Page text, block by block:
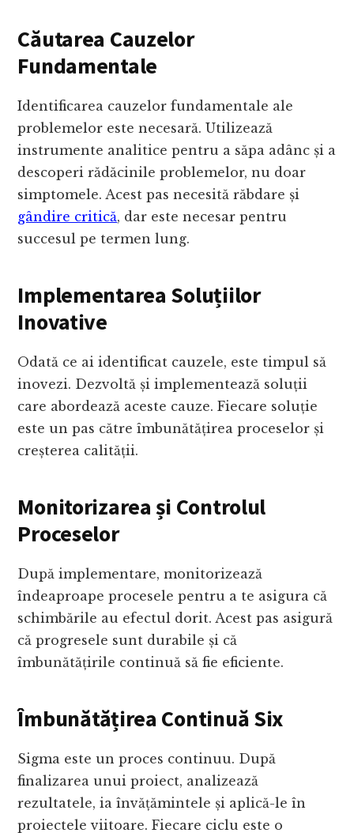
Căutarea Cauzelor
Fundamentale
Identificarea cauzelor fundamentale ale
problemelor este necesară. Utilizează
instrumente analitice pentru a săpa adânc și a
descoperi rădăcinile problemelor, nu doar
simptomele. Acest pas necesită răbdare și
gândire critică, dar este necesar pentru
succesul pe termen lung.
Implementarea Soluțiilor
Inovative
Odată ce ai identificat cauzele, este timpul să
inovezi. Dezvoltă și implementează soluții
care abordează aceste cauze. Fiecare soluție
este un pas către îmbunătățirea proceselor și
creșterea calității.
Monitorizarea și Controlul
Proceselor
După implementare, monitorizează
îndeaproape procesele pentru a te asigura că
schimbările au efectul dorit. Acest pas asigură
că progresele sunt durabile și că
îmbunătățirile continuă să fie eficiente.
Îmbunătățirea ContinuăSix
Sigma este un proces continuu. După
finalizarea unui proiect, analizează
rezultatele, ia învățămintele și aplică-le în
proiectele viitoare. Fiecare ciclu este o